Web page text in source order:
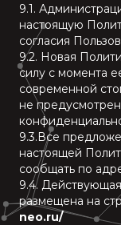
9.1.
настоящую
согласия
9.2. Новая
силу с момента
современной
не
9.3.Все
настоящей
сообщать по
9.4.
размещена на
neo.ru/